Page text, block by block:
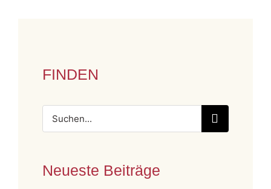
FINDEN
Suche
nach:
Neueste Beiträge